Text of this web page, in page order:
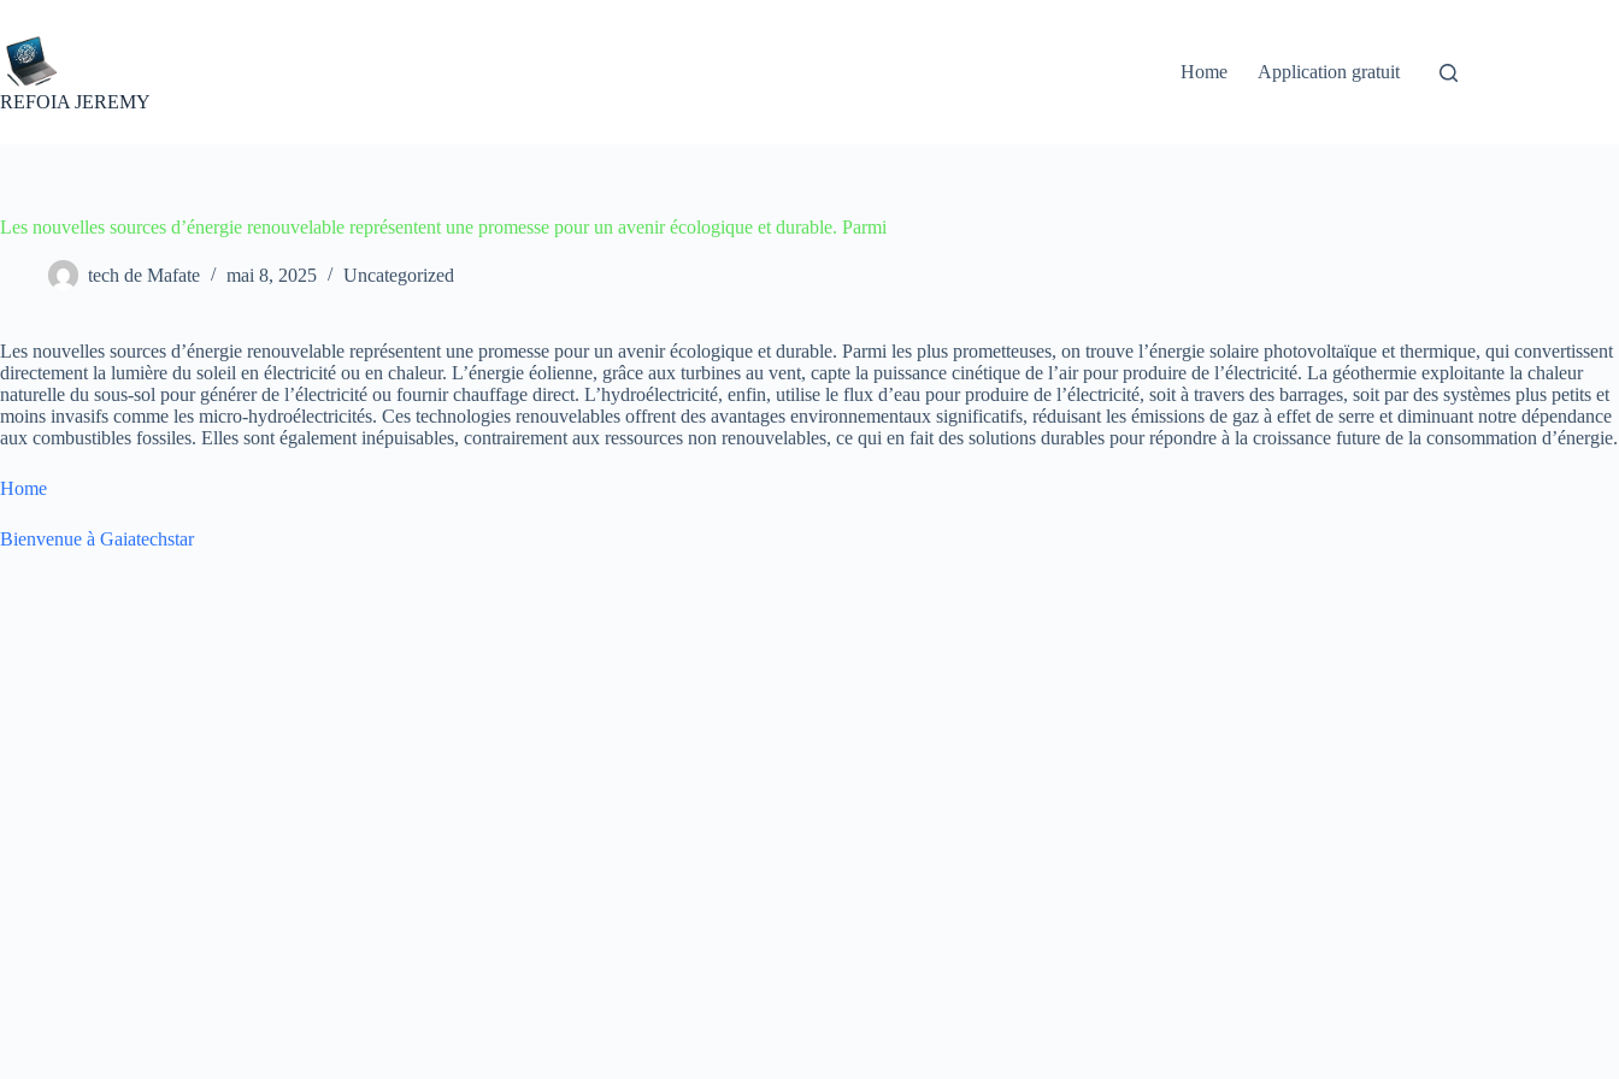
contenu
REFOIA JEREMY
Home Application gratuit
Les nouvelles sources d’énergie renouvelable représentent une promesse pour un avenir écologique et durable. Parmi
tech de Mafate mai 8, 2025 Uncategorized
Les nouvelles sources d’énergie renouvelable représentent une promesse pour un avenir écologique et durable. Parmi les plus prometteuses, on trouve l’énergie solaire photovoltaïque et thermique, qui convertissent
directement la lumière du soleil en électricité ou en chaleur. L’énergie éolienne, grâce aux turbines au vent, capte la puissance cinétique de l’air pour produire de l’électricité. La géothermie exploitante la chaleur
naturelle du sous-sol pour générer de l’électricité ou fournir chauffage direct. L’hydroélectricité, enfin, utilise le flux d’eau pour produire de l’électricité, soit à travers des barrages, soit par des systèmes plus petits et
moins invasifs comme les micro-hydroélectricités. Ces technologies renouvelables offrent des avantages environnementaux significatifs, réduisant les émissions de gaz à effet de serre et diminuant notre dépendance
aux combustibles fossiles. Elles sont également inépuisables, contrairement aux ressources non renouvelables, ce qui en fait des solutions durables pour répondre à la croissance future de la consommation d’énergie.
Home
Bienvenue à Gaiatechstar